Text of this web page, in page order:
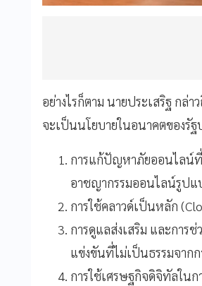
อย่างไรก็ตาม นายประเสริฐ กล่
จะเป็นนโยบายในอนาคตของรัฐ
การแก้ปัญหาภัยออนไลน์ที่
อาชญากรรมออนไลน์รูปแ
การใช้คลาวด์เป็นหลัก
การดูแลส่งเสริม และการ
แข่งขันที่ไม่เป็นธรรมจาก
การใช้เศรษฐกิจดิจิทัลในก